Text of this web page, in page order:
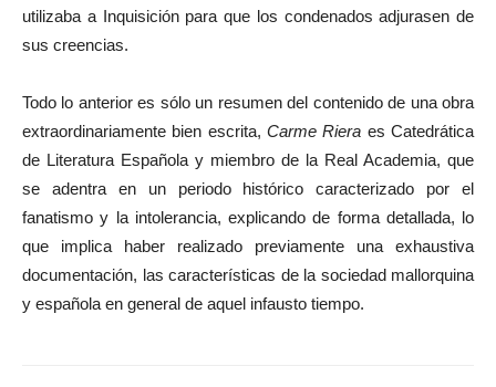
utilizaba a Inquisición para que los condenados adjurasen de
sus creencias.
Todo lo anterior es sólo un resumen del contenido de una obra
extraordinariamente bien escrita, Carme Riera es Catedrática
de Literatura Española y miembro de la Real Academia, que
se adentra en un periodo histórico caracterizado por el
fanatismo y la intolerancia, explicando de forma detallada, lo
que implica haber realizado previamente una exhaustiva
documentación, las características de la sociedad mallorquina
y española en general de aquel infausto tiempo.